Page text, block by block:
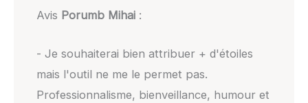
Avis Porumb Mihai:
- Je souhaiterai bien attribuer + d'étoiles
mais l'outil ne me le permet pas.
Professionnalisme, bienveillance, humour et